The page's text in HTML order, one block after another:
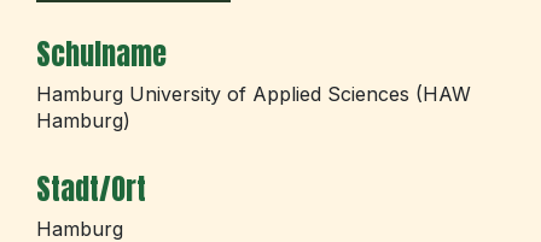
Schulname
Hamburg University of Applied Sciences (HAW
Hamburg)
Stadt/Ort
Hamburg